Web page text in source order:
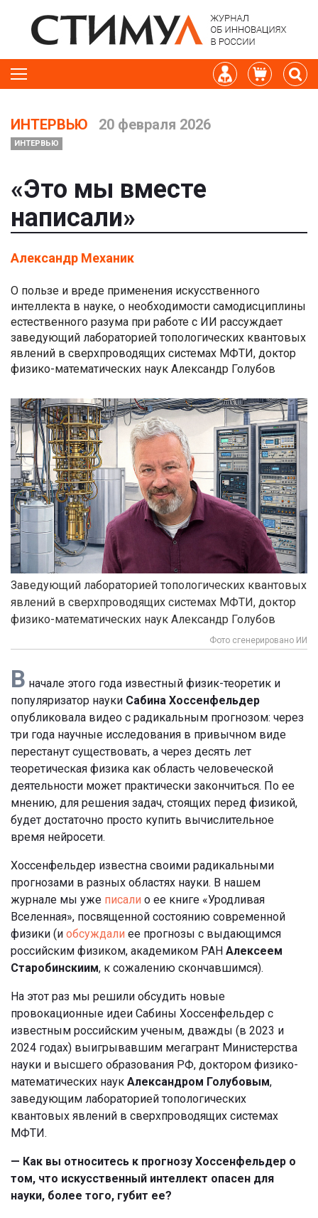
ИНТЕРВЬЮ 20 февраля 2026
ИНТЕРВЬЮ
«Это мы вместе
написали»
Александр Механик
О пользе и вреде применения искусственного
интеллекта в науке, о необходимости самодисциплины
естественного разума при работе с ИИ рассуждает
заведующий лабораторией топологических квантовых
явлений в сверхпроводящих системах МФТИ, доктор
физико-математических наук Александр Голубов
Заведующий лабораторией топологических квантовых
явлений в сверхпроводящих системах МФТИ, доктор
физико-математических наук Александр Голубов
Фото сгенерировано ИИ
В начале этого года известный физик-теоретик и
популяризатор науки Сабина Хоссенфельдер
опубликовала видео с радикальным прогнозом: через
три года научные исследования в привычном виде
перестанут существовать, а через десять лет
теоретическая физика как область человеческой
деятельности может практически закончиться. По ее
мнению, для решения задач, стоящих перед физикой,
будет достаточно просто купить вычислительное
время нейросети.
Хоссенфельдер известна своими радикальными
прогнозами в разных областях науки. В нашем
журнале мы уже писали о ее книге «Уродливая
Вселенная», посвященной состоянию современной
физики (и обсуждали ее прогнозы с выдающимся
российским физиком, академиком РАН Алексеем
Старобинскиим, к сожалению скончавшимся).
На этот раз мы решили обсудить новые
провокационные идеи Сабины Хоссенфельдер с
известным российским ученым, дважды (в 2023 и
2024 годах) выигрывавшим мегагрант Министерства
науки и высшего образования РФ, доктором физико-
математических наук Александром Голубовым,
заведующим лабораторией топологических
квантовых явлений в сверхпроводящих системах
МФТИ.
— Как вы относитесь к прогнозу Хоссенфельдер о
том, что искусственный интеллект опасен для
науки, более того, губит ее?